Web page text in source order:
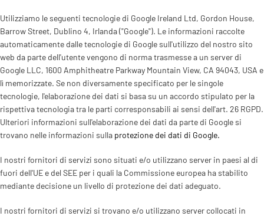
Utilizziamo le seguenti tecnologie di Google Ireland Ltd, Gordon House,
Barrow Street, Dublino 4, Irlanda ("Google"). Le informazioni raccolte
automaticamente dalle tecnologie di Google sull'utilizzo del nostro sito
web da parte dell'utente vengono di norma trasmesse a un server di
Google LLC, 1600 Amphitheatre Parkway Mountain View, CA 94043, USA e
lì memorizzate. Se non diversamente specificato per le singole
tecnologie, l'elaborazione dei dati si basa su un accordo stipulato per la
rispettiva tecnologia tra le parti corresponsabili ai sensi dell'art. 26 RGPD.
Ulteriori informazioni sull'elaborazione dei dati da parte di Google si
trovano nelle informazioni sulla protezione dei dati di Google.
I nostri fornitori di servizi sono situati e/o utilizzano server in paesi al di
fuori dell'UE e del SEE per i quali la Commissione europea ha stabilito
mediante decisione un livello di protezione dei dati adeguato.
I nostri fornitori di servizi si trovano e/o utilizzano server collocati in